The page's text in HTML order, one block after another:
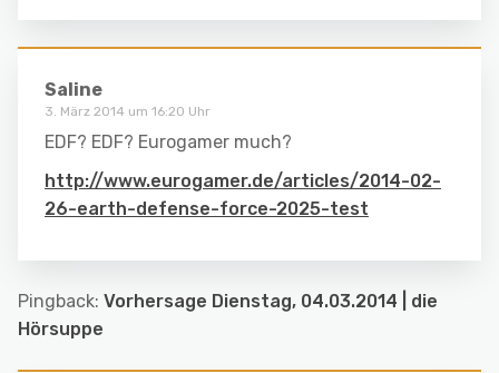
Saline
3. März 2014 um 16:20 Uhr
EDF? EDF? Eurogamer much?
http://www.eurogamer.de/articles/2014-02-
26-earth-defense-force-2025-test
Pingback: Vorhersage Dienstag, 04.03.2014 | die
Hörsuppe